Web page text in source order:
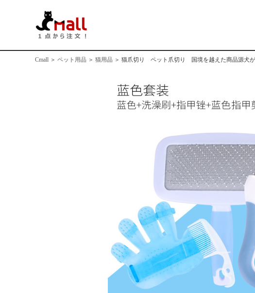
Cmall ＞ ペット用品 ＞ 猫用品 ＞ 猫爪切り ペット爪切り 国境を越えた商品源犬が